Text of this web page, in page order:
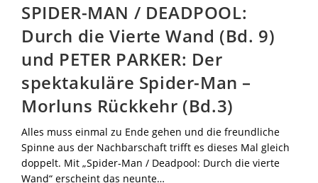
SPIDER-MAN / DEADPOOL:
Durch die Vierte Wand (Bd. 9)
und PETER PARKER: Der
spektakuläre Spider-Man –
Morluns Rückkehr (Bd.3)
Alles muss einmal zu Ende gehen und die freundliche
Spinne aus der Nachbarschaft trifft es dieses Mal gleich
doppelt. Mit „Spider-Man / Deadpool: Durch die vierte
Wand“ erscheint das neunte…